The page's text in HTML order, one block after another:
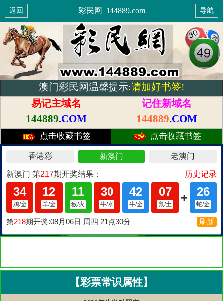
返回 彩民网_144889.com 导航
澳门彩民网温馨提示:请加好书签!
易记主域名
144889.COM
记住新域名
144889.COM
点击收藏书签 点击收藏书签
【彩票常识属性】